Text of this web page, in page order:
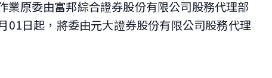
業原委由富邦綜合證券股份有限公司股務代理部
01日起，將委由元大證券股份有限公司股務代理